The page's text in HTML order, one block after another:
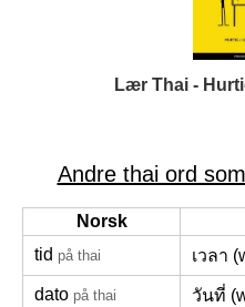
Lær Thai -
Andre thai ord
Norsk
tid på thai เวลา
dato på thai วันที่